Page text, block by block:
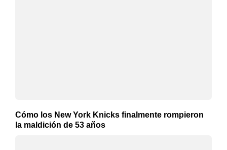
Cómo los New York Knicks finalmente rompieron
la maldición de 53 años